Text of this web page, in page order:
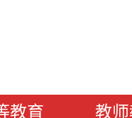
教育 教